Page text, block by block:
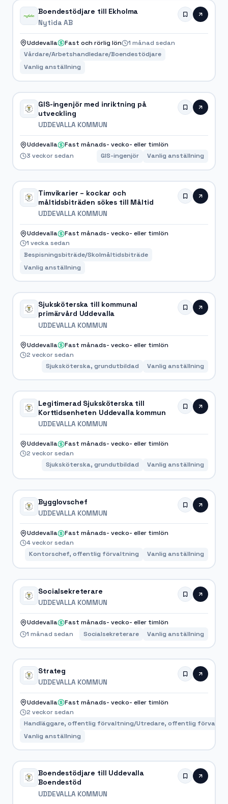
Boendestödjare till Ekholma
Nytida AB
Uddevalla Fast och rörlig lön
1 månad sedan
Vårdare/Arbetshandledare/Boendestödjare
Vanlig anställning
GIS-ingenjör med inriktning på
utveckling
UDDEVALLA KOMMUN
Uddevalla
Fast månads- vecko- eller timlön
3 veckor sedan
GIS-ingenjör Vanlig anställning
Timvikarier – kockar och
måltidsbiträden sökes till Måltid
UDDEVALLA KOMMUN
Uddevalla
Fast månads- vecko- eller timlön
1 vecka sedan
Bespisningsbiträde/Skolmåltidsbiträde
Vanlig anställning
Sjuksköterska till kommunal
primärvård Uddevalla
UDDEVALLA KOMMUN
Uddevalla
Fast månads- vecko- eller timlön
2 veckor sedan
Sjuksköterska, grundutbildad
Vanlig anställning
Legitimerad Sjuksköterska till
Korttidsenheten Uddevalla kommun
UDDEVALLA KOMMUN
Uddevalla
Fast månads- vecko- eller timlön
2 veckor sedan
Sjuksköterska, grundutbildad
Vanlig anställning
Bygglovschef
UDDEVALLA KOMMUN
Uddevalla
Fast månads- vecko- eller timlön
4 veckor sedan
Kontorschef, offentlig förvaltning
Vanlig anställning
Socialsekreterare
UDDEVALLA KOMMUN
Uddevalla
Fast månads- vecko- eller timlön
1 månad sedan
Socialsekreterare Vanlig anställning
Strateg
UDDEVALLA KOMMUN
Uddevalla
Fast månads- vecko- eller timlön
2 veckor sedan
Handläggare, offentlig förvaltning/Utredare, offentlig
Vanlig anställning
Boendestödjare till Uddevalla
Boendestöd
UDDEVALLA KOMMUN